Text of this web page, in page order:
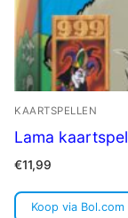
KAARTSPELLEN
Lama kaartspel
€11,99
Koop via Bol.com